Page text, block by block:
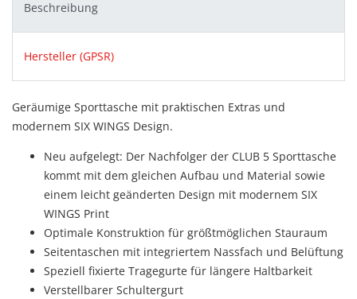
Beschreibung
Hersteller (GPSR)
Geräumige Sporttasche mit praktischen Extras und
modernem SIX WINGS Design.
Neu aufgelegt: Der Nachfolger der CLUB 5 Sporttasche
kommt mit dem gleichen Aufbau und Material sowie
einem leicht geänderten Design mit modernem SIX
WINGS Print
Optimale Konstruktion für größtmöglichen Stauraum
Seitentaschen mit integriertem Nassfach und Belüftung
Speziell fixierte Tragegurte für längere Haltbarkeit
Verstellbarer Schultergurt